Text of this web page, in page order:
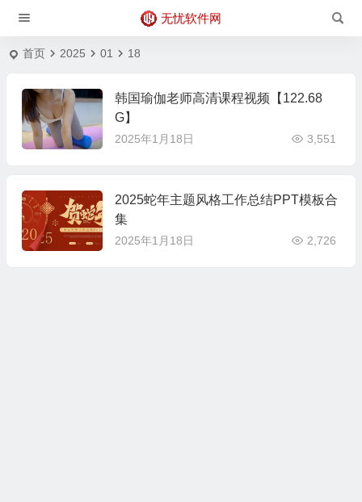
无忧软件网
首页 2025 01 18
韩国瑜伽老师高清课程视频【122.68
G】
2025年1月18日 3,551
2025蛇年主题风格工作总结PPT模板合
集
2025年1月18日 2,726